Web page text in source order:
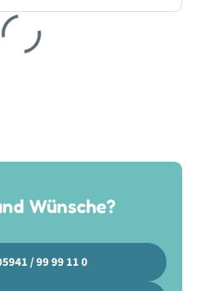
Wünsche?
/ 99 99 11 0